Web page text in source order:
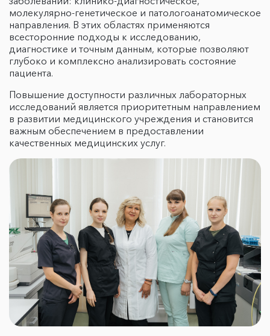
молекулярно-генетическое и патологоанатомическое
направления. В этих областях применяются
всесторонние подходы к исследованию,
диагностике и точным данным, которые позволяют
глубоко и комплексно анализировать состояние
пациента.
Повышение доступности различных лабораторных
исследований является приоритетным направлением
в развитии медицинского учреждения и становится
важным обеспечением в предоставлении
качественных медицинских услуг.